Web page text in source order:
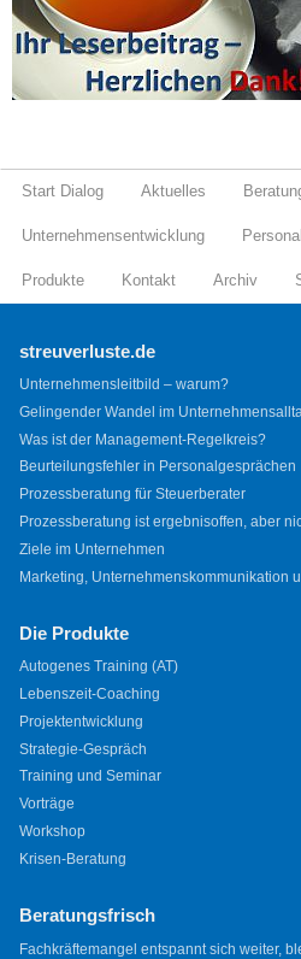
Start Dialog Aktuelles
Unternehmensentwicklung
Produkte Kontakt Archiv
streuverluste.de
Unternehmensleitbild – warum?
Gelingender Wandel im
Was ist der Management-Regelkreis?
Beurteilungsfehler in Personalgesprächen
Prozessberatung für Steuerberater
Prozessberatung ist ergebnisoffen, aber
Ziele im Unternehmen
Marketing, Unternehmenskommunikation
Die Produkte
Autogenes Training (AT)
Lebenszeit-Coaching
Projektentwicklung
Strategie-Gespräch
Training und Seminar
Vorträge
Workshop
Krisen-Beratung
Beratungsfrisch
Fachkräftemangel entspannt sich weiter,